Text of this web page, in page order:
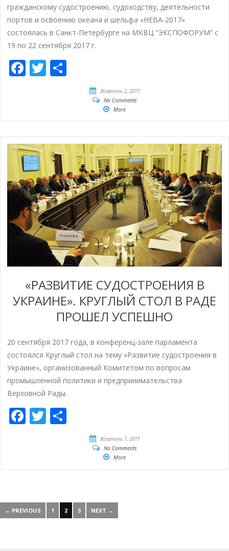
гражданскому судостроению, судоходству, деятельности
портов и освоению океана и шельфа «НЕВА-2017»
состоялась в Санкт-Петербурге на МКВЦ “ЭКСПОФОРУМ” с
19 по 22 сентября 2017 г.
Facebook
Twitter
Жовтень 2, 2017
No Comments
More
«РАЗВИТИЕ СУДОСТРОЕНИЯ В
УКРАИНЕ». КРУГЛЫЙ СТОЛ В РАДЕ
ПРОШЕЛ УСПЕШНО
20 сентября 2017 года, в конференц-зале парламента
состоялся Круглый стол на тему «Развитие судостроения в
Украине», организованный Комитетом по вопросам
промышленной политики и предпринимательства
Верховной Рады.
Facebook
Twitter
Жовтень 1, 2017
No Comments
More
← PREVIOUS 1 2 3 NEXT →